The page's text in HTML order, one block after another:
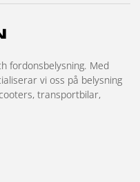
fordonsbelysning. Med
vi oss på belysning
transportbilar,